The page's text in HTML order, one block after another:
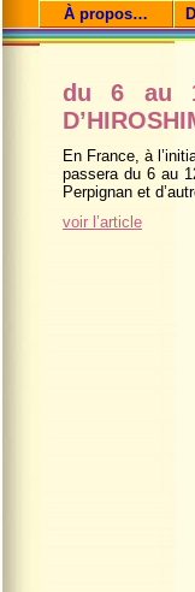
À propos…
du 6 au
En France, à
passera du 6 au
Perpignan et
voir l’article